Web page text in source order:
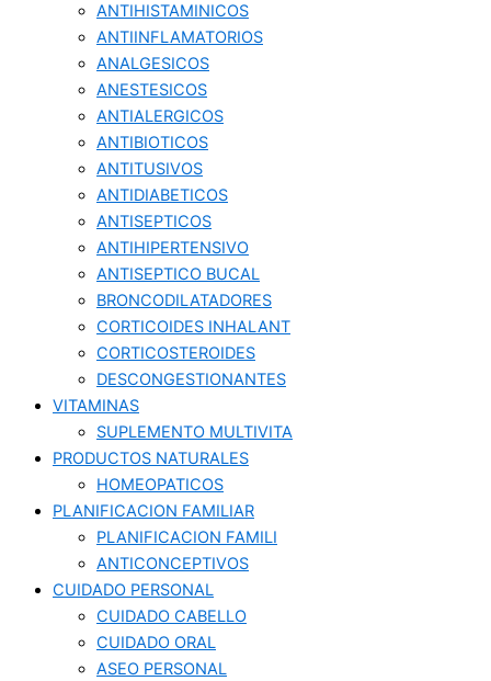
ANTIHISTAMINICOS
ANTIINFLAMATORIOS
ANALGESICOS
ANESTESICOS
ANTIALERGICOS
ANTIBIOTICOS
ANTITUSIVOS
ANTIDIABETICOS
ANTISEPTICOS
ANTIHIPERTENSIVO
ANTISEPTICO BUCAL
BRONCODILATADORES
CORTICOIDES INHALANT
CORTICOSTEROIDES
DESCONGESTIONANTES
VITAMINAS
SUPLEMENTO MULTIVITA
PRODUCTOS NATURALES
HOMEOPATICOS
PLANIFICACION FAMILIAR
PLANIFICACION FAMILI
ANTICONCEPTIVOS
CUIDADO PERSONAL
CUIDADO CABELLO
CUIDADO ORAL
ASEO PERSONAL